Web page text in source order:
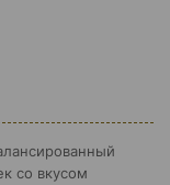
со вкусом